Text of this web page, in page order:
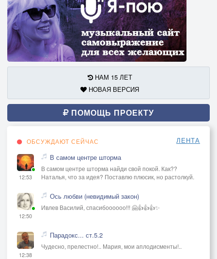
НАМ 15 ЛЕТ
НОВАЯ ВЕРСИЯ
ПОМОЩЬ ПРОЕКТУ
ОБСУЖДАЮТ СЕЙЧАС ЛЕНТА
12:53
В самом центре шторма
В самом центре шторма найди свой покой. Как??
Наталья, что за идея? Поставлю плюсик, но растолкуй.
12:50
Ось любви (невидимый закон)
Ивлев Василий, спасибоооооо!!! 🤗👍👍👍✨
12:38
Парадокс... ст.5.2
Чудесно, прелестно!.. Мария, мои аплодисменты!..